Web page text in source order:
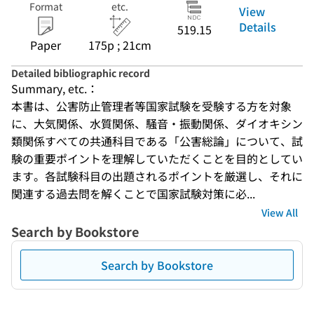
Format
Paper
etc.
175p ; 21cm
519.15
View
Details
Detailed bibliographic record
Summary, etc.：
本書は、公害防止管理者等国家試験を受験する方を対象
に、大気関係、水質関係、騒音・振動関係、ダイオキシン
類関係すべての共通科目である「公害総論」について、試
験の重要ポイントを理解していただくことを目的としてい
ます。各試験科目の出題されるポイントを厳選し、それに
関連する過去問を解くことで国家試験対策に必...
View All
Search by Bookstore
Search by Bookstore